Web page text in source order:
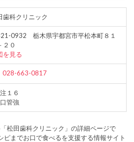
歯科クリニック
0932 栃木県宇都宮市平松本町８１
２０
を見る
028-663-0817
注１６
口管強
松田歯科クリニック」の詳細ページで
ピまでお口で食べるを支援する情報サイト